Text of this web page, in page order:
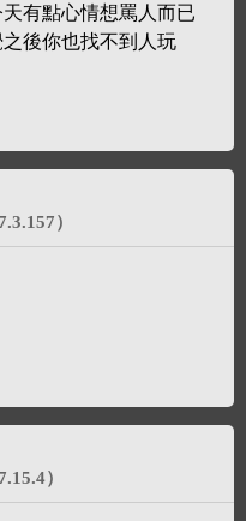
有點心情想罵人而已
後你也找不到人玩
）
）